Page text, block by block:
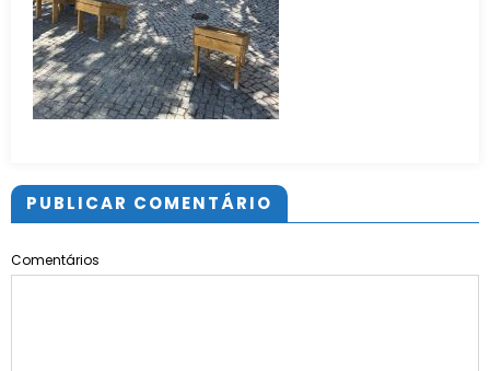
PUBLICAR COMENTÁRIO
Comentários